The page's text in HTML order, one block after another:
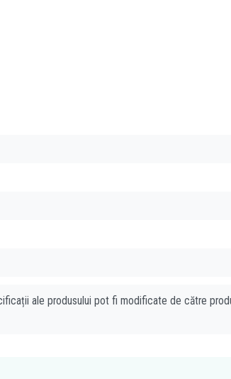
ale produsului pot fi modificate de către